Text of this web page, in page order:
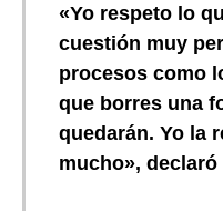
«Yo respeto lo
cuestión muy
procesos como
que borres una
quedarán. Yo la
mucho»,